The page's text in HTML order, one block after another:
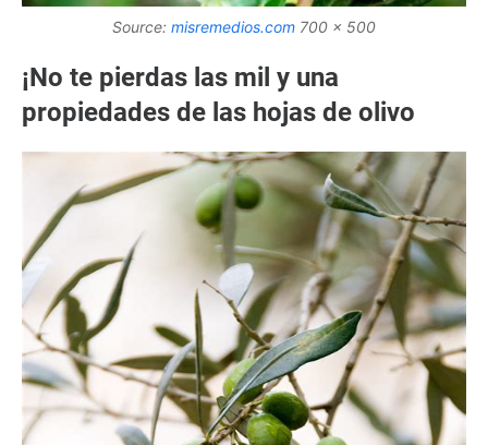
Source: misremedios.com 700 x 500
¡No te pierdas las mil y una
propiedades de las hojas de olivo